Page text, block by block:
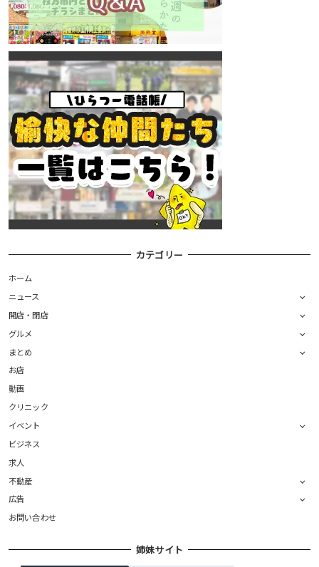
カテゴリー
ホーム
ニュース
開店・閉店
グルメ
まとめ
お店
動画
クリニック
イベント
ビジネス
求人
不動産
広告
お問い合わせ
姉妹サイト